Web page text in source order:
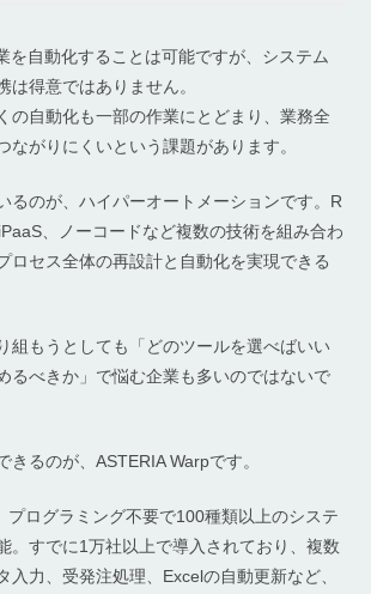
を自動化することは可能ですが、システム
は得意ではありません。
の自動化も一部の作業にとどまり、業務全
ながりにくいという課題があります。
るのが、ハイパーオートメーションです。R
、ノーコードなど複数の技術を組み合わ
ロセス全体の再設計と自動化を実現できる
組もうとしても「どのツールを選べばいい
るべきか」で悩む企業も多いのではないで
きるのが、ASTERIA Warpです。
プログラミング不要で100種類以上のシステ
。すでに1万社以上で導入されており、複数
入力、受発注処理、Excelの自動更新など、